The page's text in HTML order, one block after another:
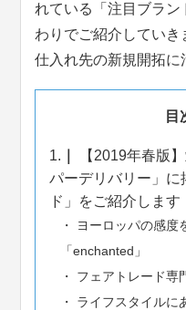
れている「注目ブラ
わりでご紹介していき
仕入れ先の新規開拓に
目
1.
【2019年春版
パーデリバリー」に
ド」をご紹介します
ヨーロッパの感度
「enchanted」
フェアトレード専
ライフスタイルに